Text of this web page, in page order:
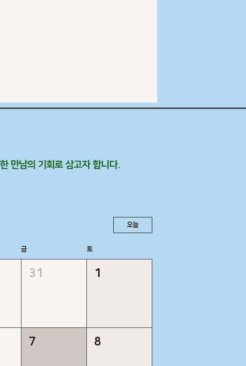
만남의 기회로 삼고자 합니다.​
오늘
금 토
31 1
7 8